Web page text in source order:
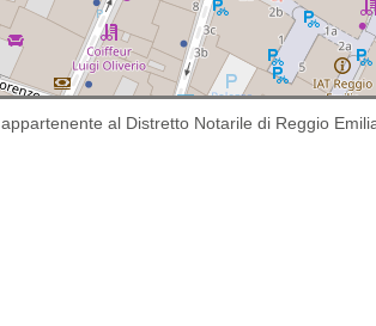
, appartenente al Distretto Notarile di Reggio